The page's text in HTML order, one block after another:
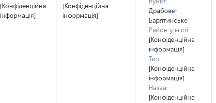
[Конфіденційна
інформація]
[Конфіденційна
інформація]
Драбове-
Барятинське
Район у місті:
[Конфіденційна
інформація]
Тип:
[Конфіденційна
інформація]
Назва:
[Конфіденційна